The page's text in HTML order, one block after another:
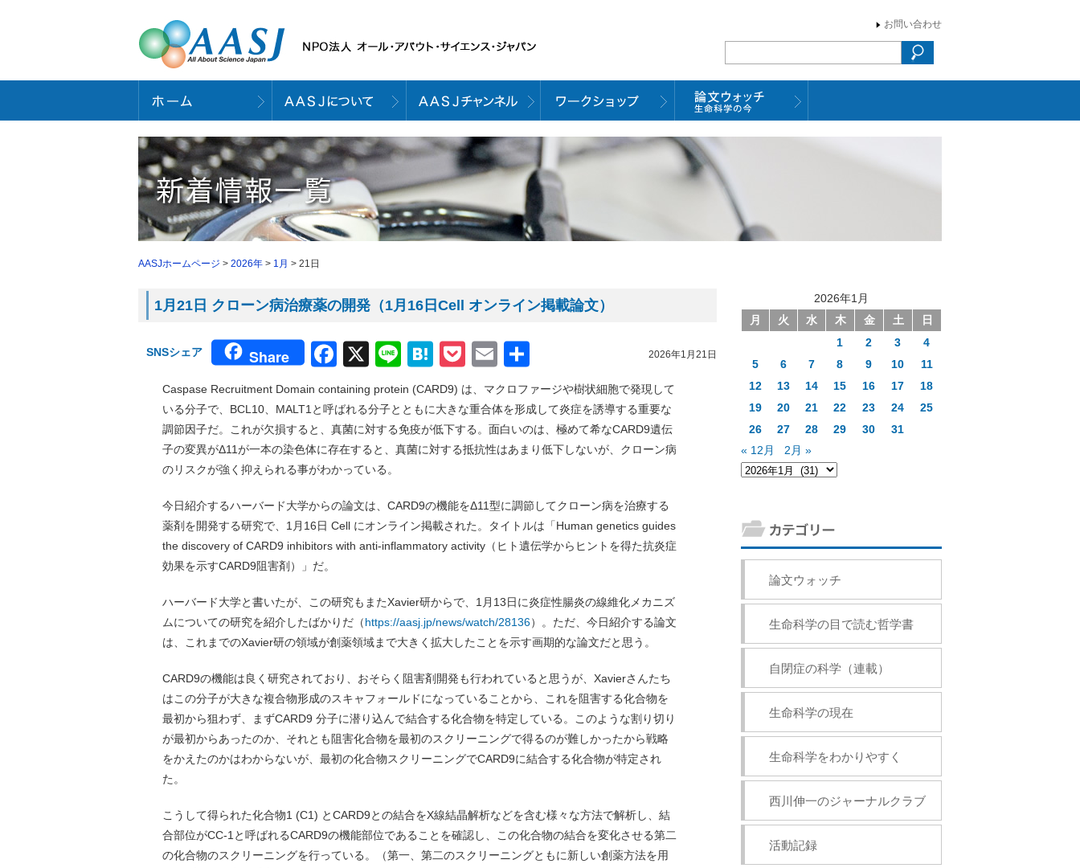
お問い合わせ
AASJホームページ > 2026年 > 1月 > 21日
1月21日 クローン病治療薬の開発（1月16日Cell オンライン掲載論文）
2026年1月21日
SNSシェア Share Facebook
X LineHatena
Pocket
Email
有
Caspase Recruitment Domain containing protein (CARD9) は、マクロファージや樹状細胞で発現して
いる分子で、BCL10、MALT1と呼ばれる分子とともに大きな重合体を形成して炎症を誘導する重要な
調節因子だ。これが欠損すると、真菌に対する免疫が低下する。面白いのは、極めて希なCARD9遺伝
子の変異がΔ11が一本の染色体に存在すると、真菌に対する抵抗性はあまり低下しないが、クローン病
のリスクが強く抑えられる事がわかっている。
今日紹介するハーバード大学からの論文は、CARD9の機能をΔ11型に調節してクローン病を治療する
薬剤を開発する研究で、1月16日 Cell にオンライン掲載された。タイトルは「Human genetics guides
the discovery of CARD9 inhibitors with anti-inflammatory activity（ヒト遺伝学からヒントを得た抗炎症
効果を示すCARD9阻害剤）」だ。
ハーバード大学と書いたが、この研究もまたXavier研からで、1月13日に炎症性腸炎の線維化メカニズ
ムについての研究を紹介したばかりだ（https://aasj.jp/news/watch/28136）。ただ、今日紹介する論文
は、これまでのXavier研の領域が創薬領域まで大きく拡大したことを示す画期的な論文だと思う。
CARD9の機能は良く研究されており、おそらく阻害剤開発も行われていると思うが、Xavierさんたち
はこの分子が大きな複合物形成のスキャフォールドになっていることから、これを阻害する化合物を
最初から狙わず、まずCARD9 分子に潜り込んで結合する化合物を特定している。このような割り切り
が最初からあったのか、それとも阻害化合物を最初のスクリーニングで得るのが難しかったから戦略
をかえたのかはわからないが、最初の化合物スクリーニングでCARD9に結合する化合物が特定され
た。
こうして得られた化合物1 (C1) とCARD9との結合をX線結晶解析などを含む様々な方法で解析し、結
合部位がCC-1と呼ばれるCARD9の機能部位であることを確認し、この化合物の結合を変化させる第二
の化合物のスクリーニングを行っている。（第一、第二のスクリーニングともに新しい創薬方法を用
2026年1月
月
火 水 木 金 土
日
1
2 3
4
5
6 7 8 9 10
11
12
13 14 15 16 17
18
19
20 21 22 23 24
25
26
27 28 29 30
31
« 12月
2月 »
論文ウォッチ
生命科学の目で読む哲学書
自閉症の科学（連載）
生命科学の現在
生命科学をわかりやすく
西川伸一のジャーナルクラブ
活動記録